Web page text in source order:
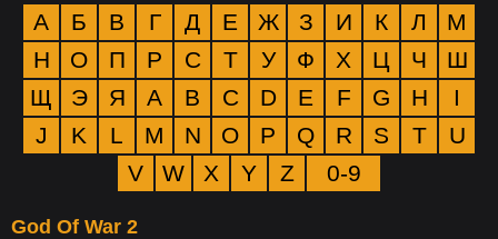
А Б В Г Д Е Ж З И К Л
М
Н
О П Р С Т У Ф Х Ц Ч
Ш
Щ
Э Я A B C D E F G H
I
J
K L M N O P Q R S T
U
V
W X Y Z 0-9
God Of War 2